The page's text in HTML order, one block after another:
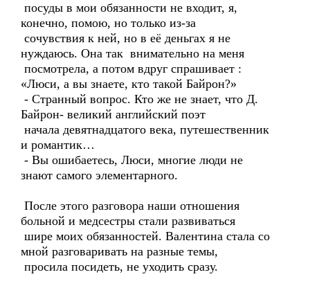
посуды в мои обязанности не входит, я,
конечно, помою, но только из-за
сочувствия к ней, но в её деньгах я не
нуждаюсь. Она так внимательно на меня
посмотрела, а потом вдруг спрашивает :
«Люси, а вы знаете, кто такой Байрон?»
- Странный вопрос. Кто же не знает, что Д.
Байрон- великий английский поэт
начала девятнадцатого века, путешественник
и романтик…
- Вы ошибаетесь, Люси, многие люди не
знают самого элементарного.
После этого разговора наши отношения
больной и медсестры стали развиваться
шире моих обязанностей. Валентина стала со
мной разговаривать на разные темы,
просила посидеть, не уходить сразу.